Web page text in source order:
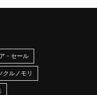
・セール
クルノモリ